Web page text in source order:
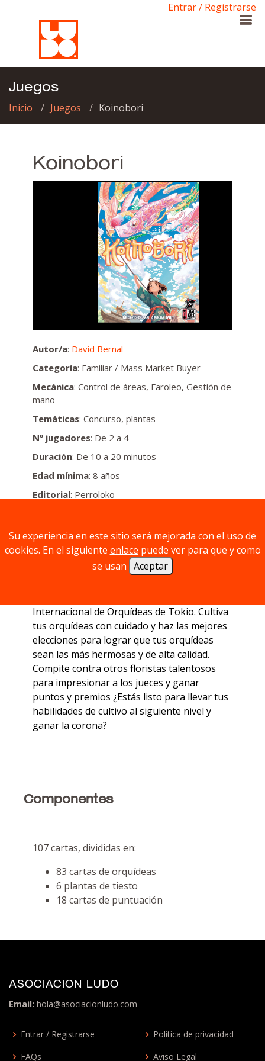
Entrar / Registrarse
Juegos
Inicio Juegos Koinobori
Koinobori
Autor/a: David Bernal
Categoría: Familiar / Mass Market Buyer
Mecánica: Control de áreas, Faroleo, Gestión de
mano
Temáticas: Concurso, plantas
Nº jugadores: De 2 a 4
Duración: De 10 a 20 minutos
Edad mínima: 8 años
Editorial: Perroloko
Bienvenido al hermoso y colorido mundo de
Internacional de Orquídeas de Tokio. Cultiva
tus orquídeas con cuidado y haz las mejores
elecciones para lograr que tus orquídeas
sean las más hermosas y de alta calidad.
Compite contra otros floristas talentosos
para impresionar a los jueces y ganar
puntos y premios ¿Estás listo para llevar tus
habilidades de cultivo al siguiente nivel y
ganar la corona?
Componentes
107 cartas, divididas en:
83 cartas de orquídeas
6 plantas de tiesto
18 cartas de puntuación
ASOCIACION LUDO
Email: hola@asociacionludo.com
Entrar / Registrarse
FAQs
Política de privacidad
Aviso Legal
Su experiencia en este sitio será mejorada con el uso de
cookies. En el siguiente enlace puede ver para que y como
se usan Aceptar